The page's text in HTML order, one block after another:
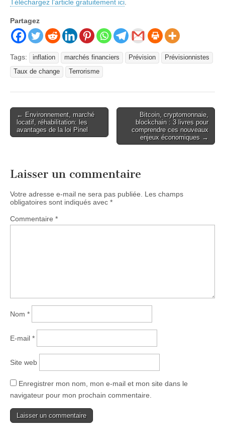
Téléchargez l’article gratuitement ici
Partagez
Tags: inflation marchés financiers Prévision
Prévisionnistes
Taux de change
Terrorisme
Post
navigation
← Environnement, marché
locatif, réhabilitation: les
avantages de la loi Pinel
Bitcoin, cryptomonnaie,
blockchain : 3 livres pour
comprendre ces nouveaux
enjeux économiques →
Laisser un commentaire
Votre adresse e-mail ne sera pas publiée.
Les champs
obligatoires sont indiqués avec *
Commentaire *
Nom *
E-mail *
Site web
Enregistrer mon nom, mon e-mail et mon site dans le
navigateur pour mon prochain commentaire.